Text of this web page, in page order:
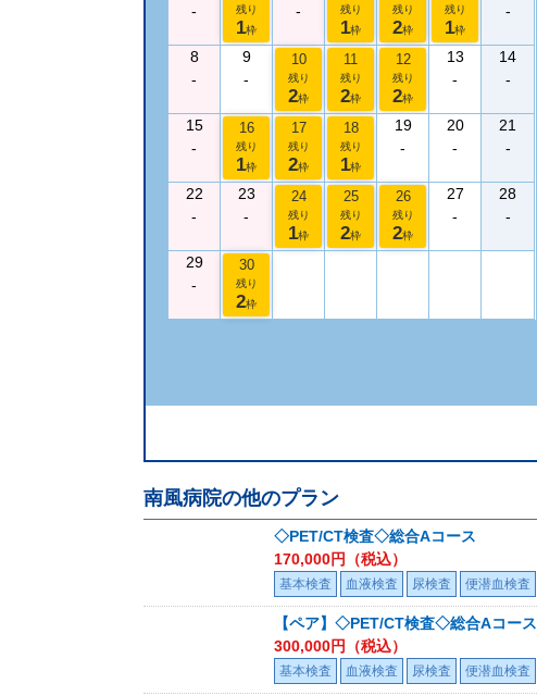
-
残り
1枠
-
残り
1枠
残り
2枠
残り
1枠
-
8
-
9
-
10
残り
2枠
11
残り
2枠
12
残り
2枠
13
-
14
-
15
-
16
残り
1枠
17
残り
2枠
18
残り
1枠
19
-
20
-
21
-
22
-
23
-
24
残り
1枠
25
残り
2枠
26
残り
2枠
27
-
28
-
29
-
30
残り
2枠
南風病院の他のプラン
◇PET/CT検査◇総合Aコース
170,000円（税込）
基本検査 血液検査 尿検査 便潜血検査
【ペア】◇PET/CT検査◇総合Aコース
300,000円（税込）
基本検査 血液検査 尿検査 便潜血検査